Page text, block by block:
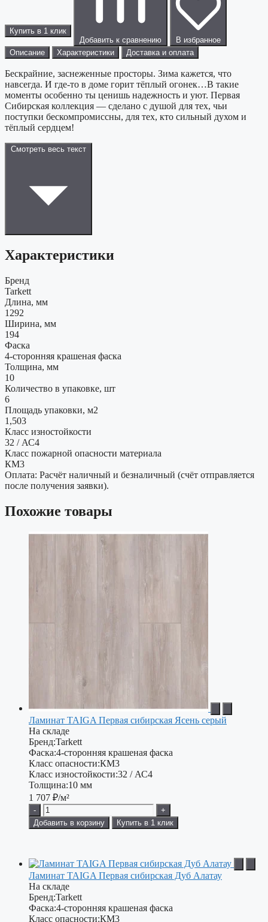
Купить в 1 клик
Добавить к сравнению
В избранное
Описание
Характеристики Доставка и оплата
Бескрайние, заснеженные просторы. Зима кажется, что
навсегда. И где-то в доме горит тёплый огонек…В такие
моменты особенно ты ценишь надежность и уют. Первая
Сибирская коллекция — сделано с душой для тех, чьи
поступки бескомпромиссны, для тех, кто сильный духом и
тёплый сердцем!
Смотреть весь текст
Характеристики
Бренд
Tarkett
Длина, мм
1292
Ширина, мм
194
Фаска
4-сторонняя крашеная фаска
Толщина, мм
10
Количество в упаковке, шт
6
Площадь упаковки, м2
1,503
Класс изностойкости
32 / АС4
Класс пожарной опасности материала
КМ3
Оплата: Расчёт наличный и безналичный (счёт отправляется
после получения заявки).
Похожие товары
Ламинат TAIGA Первая сибирская Ясень серый
На складе
Бренд:Tarkett
Фаска:4-сторонняя крашеная фаска
Класс опасности:КМ3
Класс изностойкости:32 / АС4
Толщина:10 мм
1 707 ₽/м²
-
+
Добавить в корзину
Купить в 1 клик
Ламинат TAIGA Первая сибирская Дуб Алатау
На складе
Бренд:Tarkett
Фаска:4-сторонняя крашеная фаска
Класс опасности:КМ3